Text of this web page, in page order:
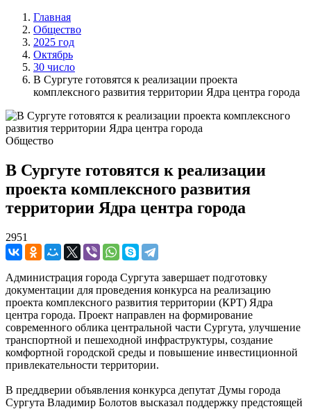
Главная
Общество
2025 год
Октябрь
30 число
В Сургуте готовятся к реализации проекта
комплексного развития территории Ядра центра города
Общество
В Сургуте готовятся к реализации
проекта комплексного развития
территории Ядра центра города
2951
Администрация города Сургута завершает подготовку
документации для проведения конкурса на реализацию
проекта комплексного развития территории (КРТ) Ядра
центра города. Проект направлен на формирование
современного облика центральной части Сургута, улучшение
транспортной и пешеходной инфраструктуры, создание
комфортной городской среды и повышение инвестиционной
привлекательности территории.
В преддверии объявления конкурса депутат Думы города
Сургута Владимир Болотов высказал поддержку предстоящей